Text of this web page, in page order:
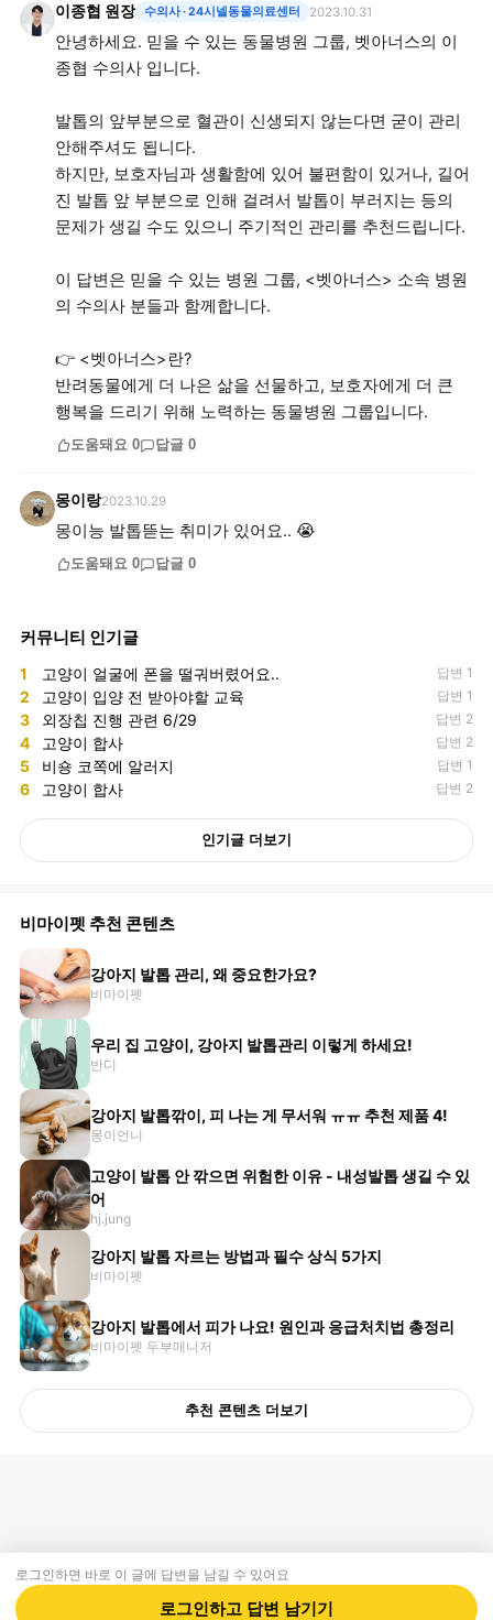
이종협 원장 수의사· 24시넬동물의료센터 2023.10.31
안녕하세요. 믿을 수 있는 동물병원 그룹, 벳아너스의 이
종협 수의사 입니다.
발톱의 앞부분으로 혈관이 신생되지 않는다면 굳이 관리
안해주셔도 됩니다.
하지만, 보호자님과 생활함에 있어 불편함이 있거나, 길어
진 발톱 앞 부분으로 인해 걸려서 발톱이 부러지는 등의
문제가 생길 수도 있으니 주기적인 관리를 추천드립니다.
이 답변은 믿을 수 있는 병원 그룹, <벳아너스> 소속 병원
의 수의사 분들과 함께합니다.
👉 <벳아너스>란?
반려동물에게 더 나은 삶을 선물하고, 보호자에게 더 큰
행복을 드리기 위해 노력하는 동물병원 그룹입니다.
도움돼요 0 답글 0
몽이랑2023.10.29
몽이능 발톱뜯는 취미가 있어요.. 😭
도움돼요 0 답글 0
커뮤니티 인기글
1 고양이 얼굴에 폰을 떨궈버렸어요.. 답변 1
2 고양이 입양 전 받아야할 교육 답변 1
3 외장칩 진행 관련 6/29 답변 2
4 고양이 합사 답변 2
5 비숑 코쪽에 알러지 답변 1
6 고양이 합사 답변 2
인기글 더보기
비마이펫 추천 콘텐츠
강아지 발톱 관리, 왜 중요한가요?
비마이펫
우리 집 고양이, 강아지 발톱관리 이렇게 하세요!
반디
강아지 발톱깎이, 피 나는 게 무서워 ㅠㅠ 추천 제품 4!
몽이언니
고양이 발톱 안 깎으면 위험한 이유 - 내성발톱 생길 수 있
어
hj.jung
강아지 발톱 자르는 방법과 필수 상식 5가지
비마이펫
강아지 발톱에서 피가 나요! 원인과 응급처치법 총정리
비마이펫 두부매니저
추천 콘텐츠 더보기
로그인하면 바로 이 글에 답변 을 남길 수 있어요
로그인하고 답변 남기기